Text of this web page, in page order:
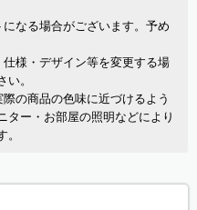
なる場合がございます。予め
様・デザイン等を変更する場
。
の商品の色味に近づけるよう
ター・お部屋の照明などにより